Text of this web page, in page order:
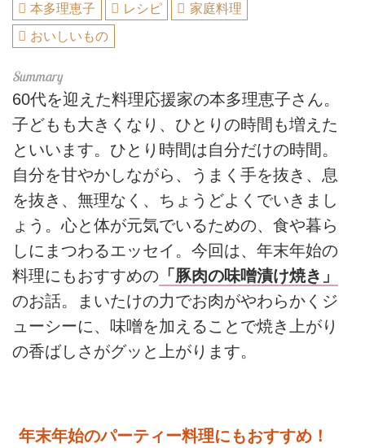
本多理恵子
レシピ
家庭料理
おいしいもの
60代を迎えた料理応援家の本多理恵子さん。
子どもも大きくなり、ひとりの時間も増えた
といいます。ひとり時間は自分だけの時間。
自分を甘やかしながら、うまく手を抜き、息
を抜き、無理なく、ちょうどよくでいきまし
ょう。心と体が元気でいるための、食や暮ら
しにまつわるエッセイ。今回は、年末年始の
料理にもおすすめの 「豚肉の味噌漬け焼き」
のお話。まいたけの力でお肉がやわらかくジ
ューシーに、味噌を加えることで焼き上がり
の香ばしさがグッと上がります。
年末年始のパーティー料理にもおすすめ！